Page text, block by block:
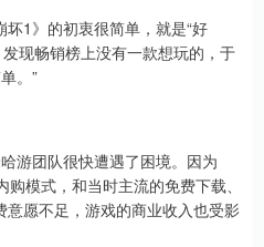
1》的初衷很简单，就是“好
现畅销榜上没有一款想玩的，于
。”
游团队很快遭遇了困境。因为
购模式，和当时主流的免费下载、
愿不足，游戏的商业收入也受影